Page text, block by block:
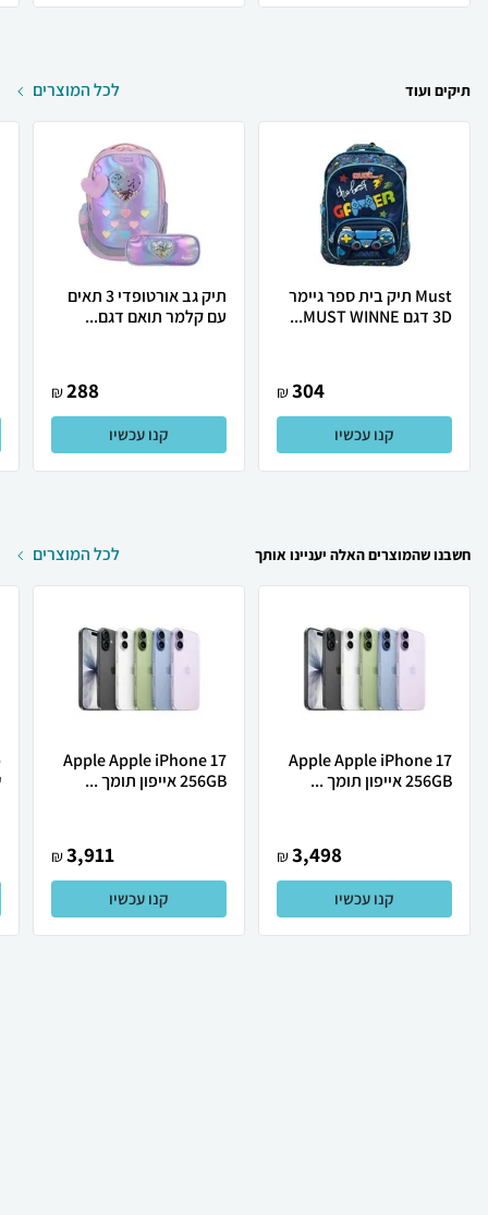
תיקים ועוד לכל המוצרים
Must תיק בית ספר גיימר
3D דגם MUST WINNE...
304
₪
קנו עכשיו
תיק גב אורטופדי 3 תאים
עם קלמר תואם דגם...
288
₪
קנו עכשיו
חשבנו שהמוצרים האלה יעניינו אותך לכל המוצרים
Apple Apple iPhone 17
256GB אייפון תומך ...
3,498
₪
קנו עכשיו
Apple Apple iPhone 17
256GB אייפון תומך ...
3,911
₪
קנו עכשיו